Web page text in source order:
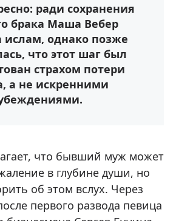
ради сохранения
брака Маша Вебер
ислам, однако позже
что этот шаг был
страхом потери
а не искренними
что бывший муж может
в глубине души, но
об этом вслух. Через
первого развода певица